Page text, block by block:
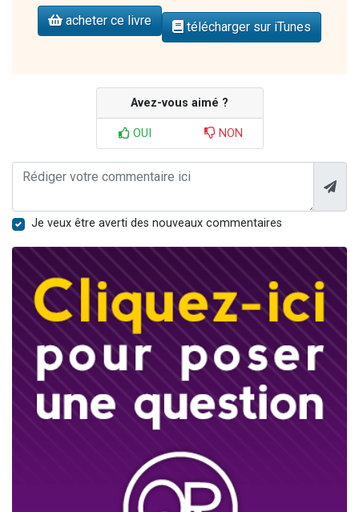
acheter ce livre télécharger sur iTunes
Avez-vous aimé ?
OUI NON
Je veux être averti des nouveaux commentaires